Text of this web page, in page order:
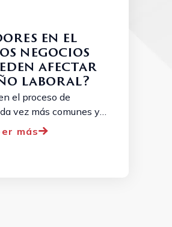
en el
negocios
afectar
laboral?
el proceso de
vez más comunes y
la evolución constante
más